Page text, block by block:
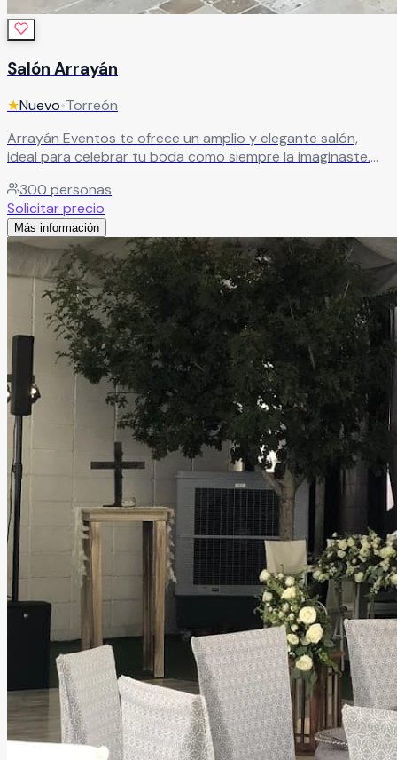
Salón Arrayán
★Nuevo•Torreón
Arrayán Eventos te ofrece un amplio y elegante salón,
ideal para celebrar tu boda como siempre la imaginaste.
banquetes que cuida cada detalle, brinda la atención que
mereces en ese día tan especial, creando el escenario
perfecto para momentos inolvidables.
300 personas
Solicitar precio
Más información